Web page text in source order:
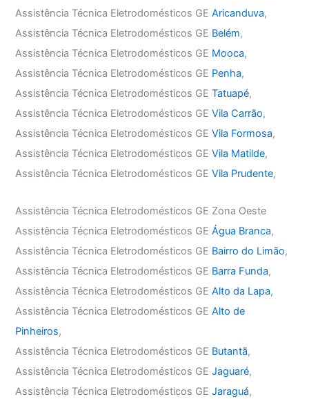
Assistência Técnica Eletrodomésticos GEAricanduva,
Assistência Técnica Eletrodomésticos GE Belém,
Assistência Técnica Eletrodomésticos GE Mooca,
Assistência Técnica Eletrodomésticos GE Penha,
Assistência Técnica Eletrodomésticos GETatuapé,
Assistência Técnica Eletrodomésticos GEVila Carrão,
Assistência Técnica Eletrodomésticos GEVila Formosa,
Assistência Técnica Eletrodomésticos GEVila Matilde,
Assistência Técnica Eletrodomésticos GEVila Prudente,
Assistência Técnica Eletrodomésticos GE Zona Oeste
Assistência Técnica Eletrodomésticos GEÁgua Branca,
Assistência Técnica Eletrodomésticos GE Bairro do Limão,
Assistência Técnica Eletrodomésticos GE Barra Funda,
Assistência Técnica Eletrodomésticos GEAlto da Lapa,
Assistência Técnica Eletrodomésticos GEAlto de
Pinheiros,
Assistência Técnica Eletrodomésticos GE Butantã,
Assistência Técnica Eletrodomésticos GEJaguaré,
Assistência Técnica Eletrodomésticos GEJaraguá,